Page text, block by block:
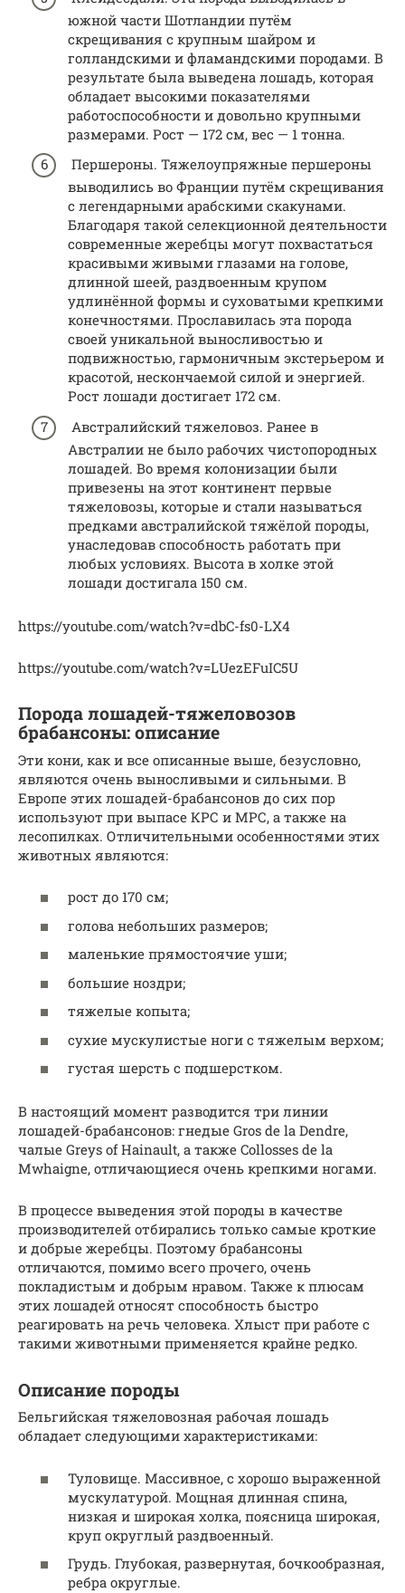
южной части Шотландии путём
скрещивания с крупным шайром и
голландскими и фламандскими породами. В
результате была выведена лошадь, которая
обладает высокими показателями
работоспособности и довольно крупными
размерами. Рост — 172 см, вес — 1 тонна.
Першероны. Тяжелоупряжные першероны
выводились во Франции путём скрещивания
с легендарными арабскими скакунами.
Благодаря такой селекционной деятельности
современные жеребцы могут похвастаться
красивыми живыми глазами на голове,
длинной шеей, раздвоенным крупом
удлинённой формы и суховатыми крепкими
конечностями. Прославилась эта порода
своей уникальной выносливостью и
подвижностью, гармоничным экстерьером и
красотой, нескончаемой силой и энергией.
Рост лошади достигает 172 см.
Австралийский тяжеловоз. Ранее в
Австралии не было рабочих чистопородных
лошадей. Во время колонизации были
привезены на этот континент первые
тяжеловозы, которые и стали называться
предками австралийской тяжёлой породы,
унаследовав способность работать при
любых условиях. Высота в холке этой
лошади достигала 150 см.
https://youtube.com/watch?v=dbC-fs0-LX4
https://youtube.com/watch?v=LUezEFuIC5U
Порода лошадей-тяжеловозов
брабансоны: описание
Эти кони, как и все описанные выше, безусловно,
являются очень выносливыми и сильными. В
Европе этих лошадей-брабансонов до сих пор
используют при выпасе КРС и МРС, а также на
лесопилках. Отличительными особенностями этих
животных являются:
рост до 170 см;
голова небольших размеров;
маленькие прямостоячие уши;
большие ноздри;
тяжелые копыта;
сухие мускулистые ноги с тяжелым верхом;
густая шерсть с подшерстком.
В настоящий момент разводится три линии
лошадей-брабансонов: гнедые Gros de la Dendre,
чалые Greys of Hainault, а также Collosses de la
Mwhaigne, отличающиеся очень крепкими ногами.
В процессе выведения этой породы в качестве
производителей отбирались только самые кроткие
и добрые жеребцы. Поэтому брабансоны
отличаются, помимо всего прочего, очень
покладистым и добрым нравом. Также к плюсам
этих лошадей относят способность быстро
реагировать на речь человека. Хлыст при работе с
такими животными применяется крайне редко.
Описание породы
Бельгийская тяжеловозная рабочая лошадь
обладает следующими характеристиками:
Туловище. Массивное, с хорошо выраженной
мускулатурой. Мощная длинная спина,
низкая и широкая холка, поясница широкая,
круп округлый раздвоенный.
Грудь. Глубокая, развернутая, бочкообразная,
ребра округлые.